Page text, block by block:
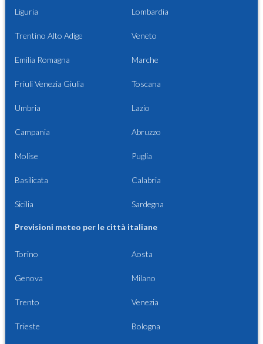
Liguria Lombardia
Trentino Alto Adige Veneto
Emilia Romagna Marche
Friuli Venezia Giulia Toscana
Umbria Lazio
Campania Abruzzo
Molise Puglia
Basilicata Calabria
Sicilia Sardegna
Previsioni meteo per le città italiane
Torino Aosta
Genova Milano
Trento Venezia
Trieste Bologna